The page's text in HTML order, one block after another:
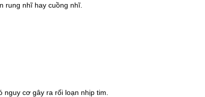
rung nhĩ hay cuồng nhĩ.
cơ gây ra rối loạn nhịp tim.